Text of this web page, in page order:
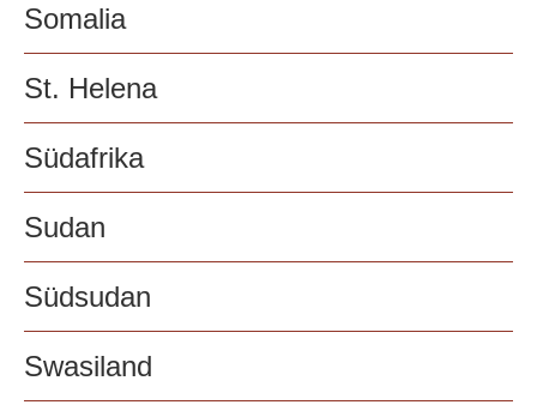
Somalia
St. Helena
Südafrika
Sudan
Südsudan
Swasiland